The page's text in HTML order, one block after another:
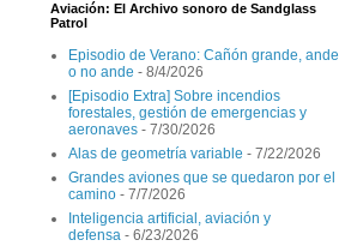
Aviación: El Archivo sonoro de Sandglass
Patrol
Episodio de Verano: Cañón grande, ande
o no ande - 8/4/2026
[Episodio Extra] Sobre incendios
forestales, gestión de emergencias y
aeronaves - 7/30/2026
Alas de geometría variable - 7/22/2026
Grandes aviones que se quedaron por el
camino - 7/7/2026
Inteligencia artificial, aviación y
defensa - 6/23/2026